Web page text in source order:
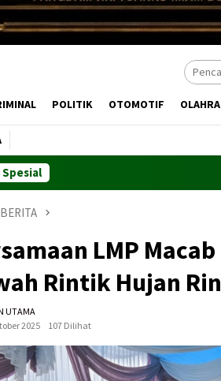
POLITIK OTOMOTIF
BERITA
LMP
Rintik Hujan
UTAMA
2025
107 Dilihat